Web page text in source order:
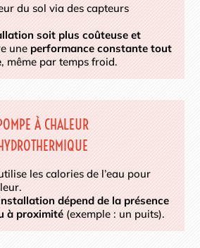
du sol via des capteurs
soit plus coûteuse et
une performance constante tout
, même par temps froid.
À CHALEUR
les calories de l’eau pour
dépend de la présence
à proximité (exemple : un puits).